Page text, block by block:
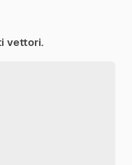
vettori.